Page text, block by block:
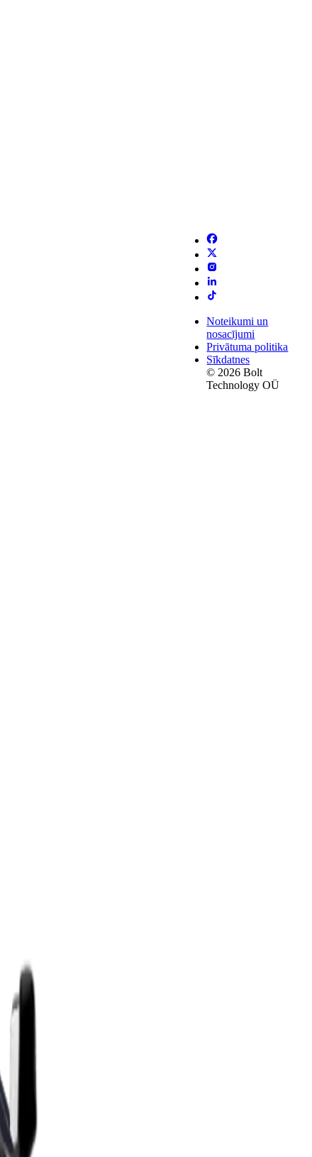
Noteikumi un
nosacījumi
Privātuma politika
Sīkdatnes
© 2026 Bolt
Technology OÜ